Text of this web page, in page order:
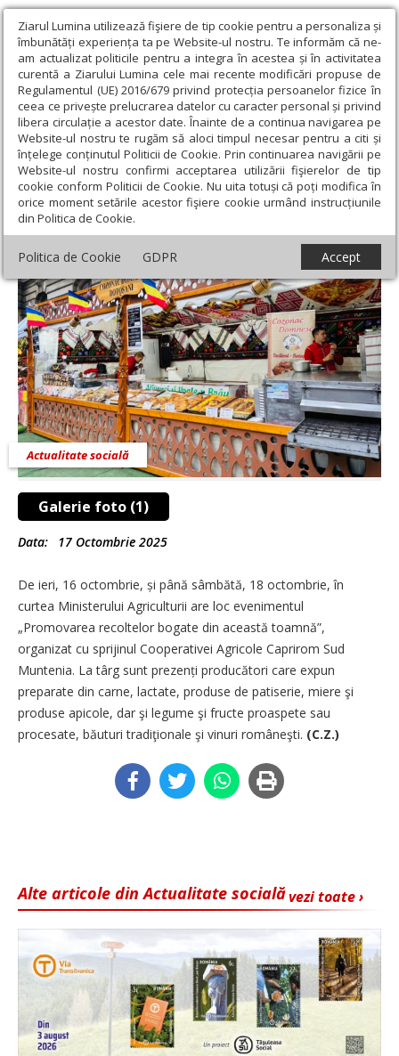
Ziarul Lumina utilizează fişiere de tip cookie pentru a personaliza și
îmbunătăți experiența ta pe Website-ul nostru. Te informăm că ne-
am actualizat politicile pentru a integra în acestea și în activitatea
curentă a Ziarului Lumina cele mai recente modificări propuse de
Regulamentul (UE) 2016/679 privind protecția persoanelor fizice în
ceea ce privește prelucrarea datelor cu caracter personal și privind
libera circulație a acestor date. Înainte de a continua navigarea pe
Website-ul nostru te rugăm să aloci timpul necesar pentru a citi și
înțelege conținutul Politicii de Cookie. Prin continuarea navigării pe
Website-ul nostru confirmi acceptarea utilizării fişierelor de tip
cookie conform Politicii de Cookie. Nu uita totuși că poți modifica în
orice moment setările acestor fişiere cookie urmând instrucțiunile
din Politica de Cookie.
Politica de Cookie GDPR Accept
Ziarul Lumina › Societate › Actualitate socială › Târg la
Ministerul Agriculturii
Târg la Ministerul Agriculturii
Galerie foto (1)
Actualitate socială
Data: 17 Octombrie 2025
De ieri, 16 octombrie, și până sâmbătă, 18 octombrie, în
curtea Ministerului Agriculturii are loc evenimentul
„Promovarea recoltelor bogate din această toamnă”,
organizat cu sprijinul Cooperativei Agricole Caprirom Sud
Muntenia. La târg sunt prezenți producători care expun
preparate din carne, lactate, produse de patiserie, miere şi
produse apicole, dar şi legume şi fructe proaspete sau
procesate, băuturi tradiţionale şi vinuri româneşti. (C.Z.)
vezi toate ›
Alte articole din Actualitate socială